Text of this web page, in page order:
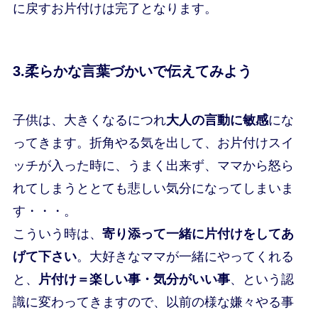
に戻すお片付けは完了となります。
3.柔らかな言葉づかいで伝えてみよう
子供は、大きくなるにつれ大人の言動に敏感にな
ってきます。折角やる気を出して、お片付けスイ
ッチが入った時に、うまく出来ず、ママから怒ら
れてしまうととても悲しい気分になってしまいま
す・・・。
こういう時は、 寄り添って一緒に片付けをしてあ
げて下さい。大好きなママが一緒にやってくれる
と、
片付け＝楽しい事・気分がいい事、という認
識に変わってきますので、以前の様な嫌々やる事